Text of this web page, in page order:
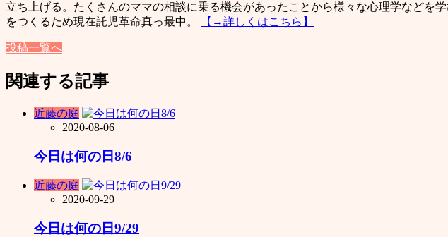
立ち上げる。たくさんのママの相談に乗る機会があったことから様々な心理学などを
をつくるため現在託児革命真っ最中。
【→詳しくはこちら】
投稿一覧へ
関連する記事
近藤の庭
2020-08-06
今日は何の日8/6
近藤の庭
2020-09-29
今日は何の日9/29